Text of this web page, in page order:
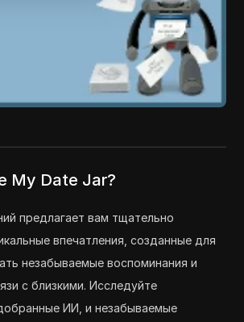
My Date Jar?
предлагает вам тщательно
впечатления, созданные для
незабываемые воспоминания и
с близкими. Исследуйте
ИИ, и незабываемые